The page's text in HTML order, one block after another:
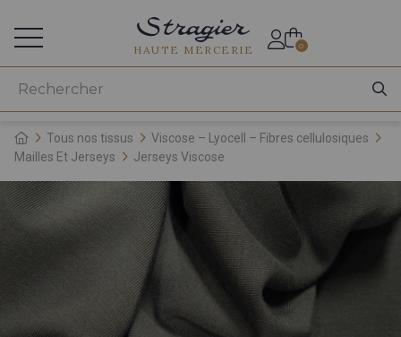
HAUTE MERCERIE 0
Tous nos tissus
Viscose – Lyocell – Fibres cellulosiques
Mailles Et Jerseys
Jerseys Viscose